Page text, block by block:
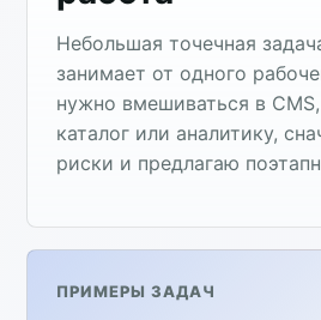
Небольшая точечная
занимает от одного
нужно вмешиваться в
каталог или аналитику,
риски и предлагаю
ПРИМЕРЫ ЗАДАЧ